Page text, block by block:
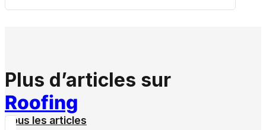
Plus d’articles sur
Roofing
Tous les articles